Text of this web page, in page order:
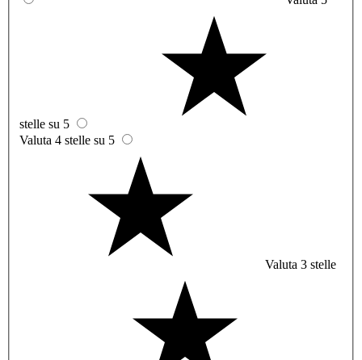
stelle su 5
Valuta 4 stelle su 5
Valuta 3 stelle